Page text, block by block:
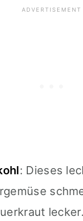
: Dieses